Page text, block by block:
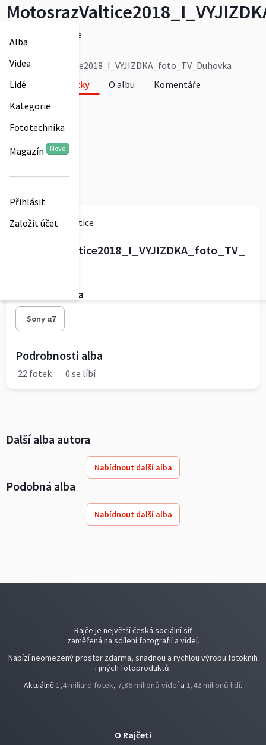
Alba
Videa
Lidé
Kategorie
Fototechnika
Magazín Nové
Přihlásit
Založit účet
motosrazvaltice
MotosrazValtice2018_I_VYJIZDKA_foto_TV_Duhovka
Fotky
O albu
Komentáře
0
motosrazvaltice
MotosrazValtice2018_I_VYJIZDKA_foto_TV_
Fototechnika
Sony α7
Podrobnosti alba
22 fotek 0 se líbí
Další alba autora
Nabídnout další alba
Podobná alba
Nabídnout další alba
Rajče je největší česká sociální síť
zaměřená na sdílení fotografií a videí.
Nabízí neomezený prostor zdarma, snadnou a rychlou výrobu fotoknih
i jiných fotoproduktů.
Aktuálně1,4 miliard fotek, 7,86 milionů videí a 1,42 milionů lidí.
O Rajčeti